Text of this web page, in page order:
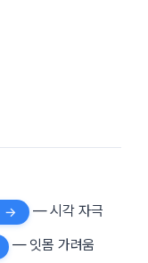
— 시각 자극
— 잇몸 가려움